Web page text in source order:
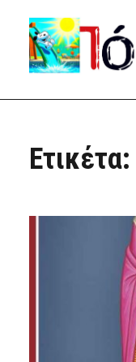
Ετικέτα: